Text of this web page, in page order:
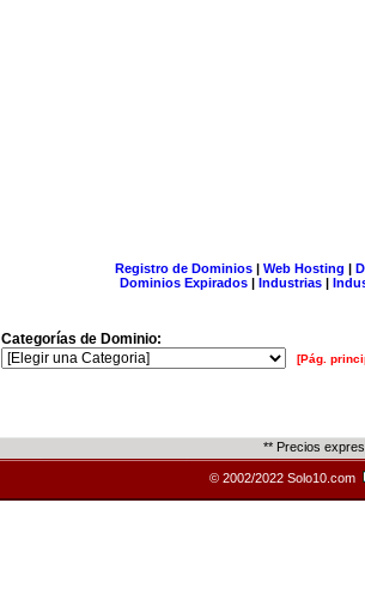
Registro de Dominios| Web Hosting |
Dominios Expirados | Industrias |
Categorías de Dominio:
[Pág.
** Precios
© 2002/2022 Solo10.com